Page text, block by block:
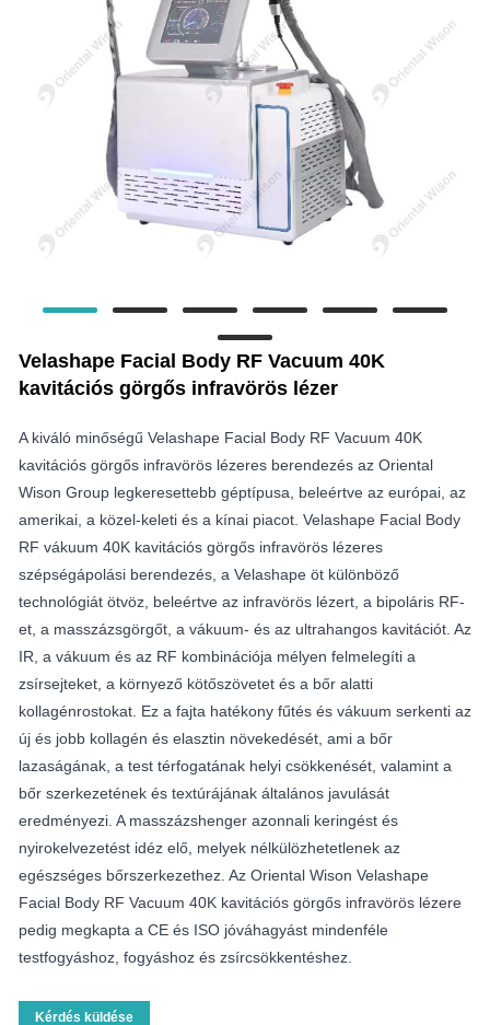
Velashape Facial Body RF Vacuum 40K
kavitációs görgős infravörös lézer
A kiváló minőségű Velashape Facial Body RF Vacuum 40K
kavitációs görgős infravörös lézeres berendezés az Oriental
Wison Group legkeresettebb géptípusa, beleértve az európai, az
amerikai, a közel-keleti és a kínai piacot. Velashape Facial Body
RF vákuum 40K kavitációs görgős infravörös lézeres
szépségápolási berendezés, a Velashape öt különböző
technológiát ötvöz, beleértve az infravörös lézert, a bipoláris RF-
et, a masszázsgörgőt, a vákuum- és az ultrahangos kavitációt. Az
IR, a vákuum és az RF kombinációja mélyen felmelegíti a
zsírsejteket, a környező kötőszövetet és a bőr alatti
kollagénrostokat. Ez a fajta hatékony fűtés és vákuum serkenti az
új és jobb kollagén és elasztin növekedését, ami a bőr
lazaságának, a test térfogatának helyi csökkenését, valamint a
bőr szerkezetének és textúrájának általános javulását
eredményezi. A masszázshenger azonnali keringést és
nyirokelvezetést idéz elő, melyek nélkülözhetetlenek az
egészséges bőrszerkezethez. Az Oriental Wison Velashape
Facial Body RF Vacuum 40K kavitációs görgős infravörös lézere
pedig megkapta a CE és ISO jóváhagyást mindenféle
testfogyáshoz, fogyáshoz és zsírcsökkentéshez.
Kérdés küldése